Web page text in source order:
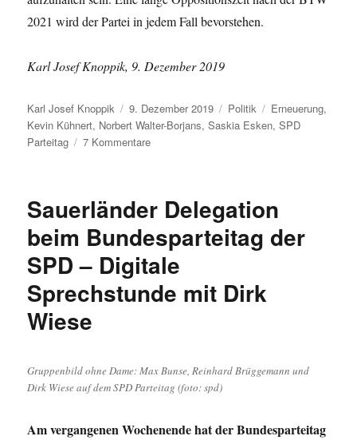
2021 wird der Partei in jedem Fall bevorstehen.
Karl Josef Knoppik, 9. Dezember 2019
Autor
Karl Josef Knoppik
Veröffentlicht
am
9. Dezember 2019 Kategorien
Politik Schlagwörter
Erneuerung,
Kevin Kühnert, Norbert Walter-Borjans,Saskia Esken,SPD
Parteitag
7 Kommentarezu
letzte
verspielt!
Neues
SPD-
Führungsduo
Sauerländer Delegation
beim Bundesparteitag der
SPD – Digitale
Sprechstunde mit Dirk
Wiese
Gruppenbild ohne Dame: Max Bunse, Reinhard Brüggemann und
Dirk Wiese auf dem SPD Parteitag (foto: spd)
Am vergangenen Wochenende hat der Bundesparteitag